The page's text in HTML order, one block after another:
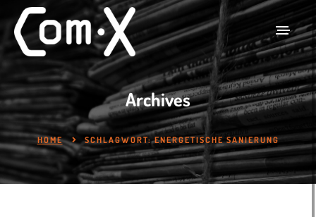
Archives
HOME SCHLAGWORT:ENERGETISCHE SANIERUNG